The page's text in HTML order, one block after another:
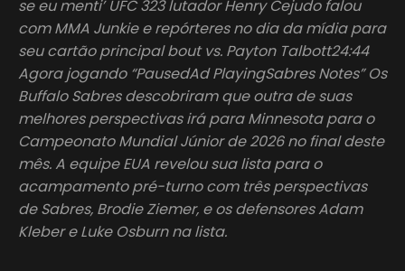
se eu menti’ UFC 323 lutador Henry Cejudo falou
com MMA Junkie e repórteres no dia da mídia para
seu cartão principal bout vs. Payton Talbott24:44
Agora jogando “PausedAd PlayingSabres Notes” Os
Buffalo Sabres descobriram que outra de suas
melhores perspectivas irá para Minnesota para o
Campeonato Mundial Júnior de 2026 no final deste
mês. A equipe EUA revelou sua lista para o
acampamento pré-turno com três perspectivas
de Sabres, Brodie Ziemer, e os defensores Adam
Kleber e Luke Osburn na lista.